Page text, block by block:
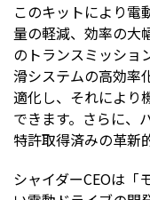
このキットにより電
量の軽減、効率の大
のトランスミッショ
滑システムの高効率
適化し、それにより
できます。さらに、
特許取得済みの革新
シャイダーCEOは「